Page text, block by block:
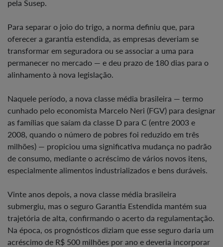
pela Susep.
Para separar o joio do trigo, a norma definiu que, para
oferecer a garantia estendida, as empresas deveriam se
transformar em seguradora ou se associar a uma para
permanecer no mercado — e deu prazo de 180 dias para o
alinhamento à nova legislação.
Naquele período, a nova classe média brasileira — termo
cunhado pelo economista Marcelo Neri (FGV) para designar
as famílias que saíam da classe D para C (entre 2003 e
2008, quando o número de pobres foi reduzido em três
milhões) — propiciou uma significativa mudança no padrão
de consumo, mediante o acréscimo de vários novos itens,
especialmente alimentos industrializados e bens duráveis.
Vinte anos depois, a nova classe média brasileira
submergiu, mas o seguro Garantia Estendida mantém sua
trajetória de alta, confirmando o acerto da regulamentação.
Na época, os prognósticos diziam que esse seguro daria um
acréscimo de R$ 500 milhões por ano e deveria incorporar